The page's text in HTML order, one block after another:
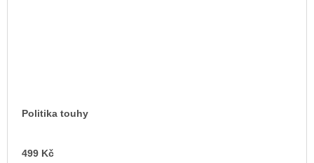
Politika touhy
499 Kč